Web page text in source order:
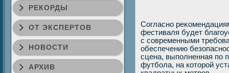
РЕКОРДЫ
ОТ ЭКСПЕРТОВ
НОВОСТИ
АРХИВ
Согласно
фестиваля будет
с современными
обеспечению
сцена, выполненная по
футбола, на котοрой